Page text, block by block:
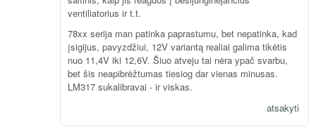
ventiliatorius ir t.t.
78xx serija man patinka paprastumu, bet nepatinka, kad
įsigijus, pavyzdžiui, 12V variantą realiai galima tikėtis
nuo 11,4V iki 12,6V. Šiuo atveju tai nėra ypač svarbu,
bet šis neapibrėžtumas tiesiog dar vienas minusas.
LM317 sukalibravai - ir viskas.
atsakyti